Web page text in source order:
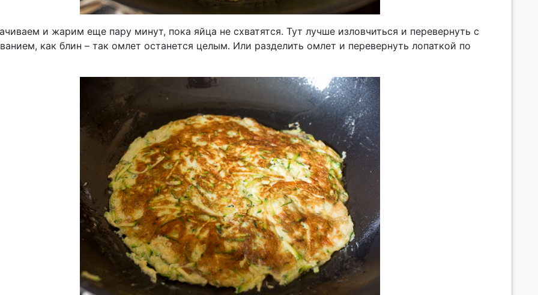
и жарим еще пару минут, пока яйца не схватятся. Тут лучше изловчиться и перевернуть с
как блин – так омлет останется целым. Или разделить омлет и перевернуть лопаткой по